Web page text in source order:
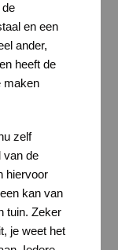
en een
ander,
heeft de
maken
zelf
van de
hiervoor
kan van
tuin. Zeker
je weet het